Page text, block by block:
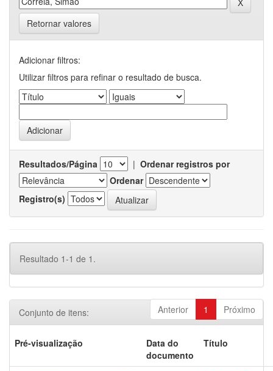
Retornar valores
Adicionar filtros:
Utilizar filtros para refinar o resultado de busca.
Resultados/Página | Ordenar registros por
Ordenar
Registro(s)
Resultado 1-1 de 1.
Anterior 1 Próximo
Conjunto de itens:
Pré-visualização
Data do
documento
Título